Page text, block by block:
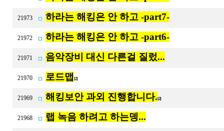
21973 하라는 해킹은 안 하고 -part7-
21972 하라는 해킹은 안 하고 -part6-
21971 음악장비 대신 다른걸 질렀...
21970 로드맵 [2]
21969 해킹보안 과외 진행합니다. [2]
21968 랩 녹음 하려고 하는뎅...